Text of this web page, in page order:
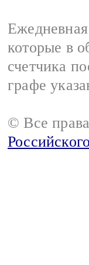
которые в
счетчика
графе
© Все